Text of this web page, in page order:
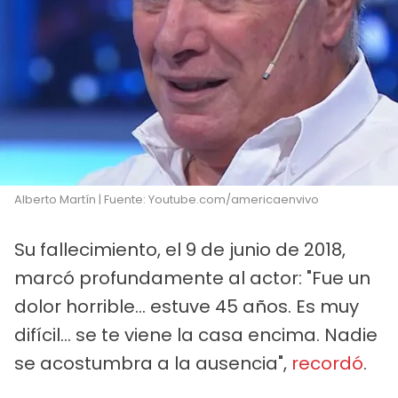
Alberto Martín | Fuente: Youtube.com/americaenvivo
Su fallecimiento, el 9 de junio de 2018,
marcó profundamente al actor: "Fue un
dolor horrible… estuve 45 años. Es muy
difícil… se te viene la casa encima. Nadie
se acostumbra a la ausencia", recordó.